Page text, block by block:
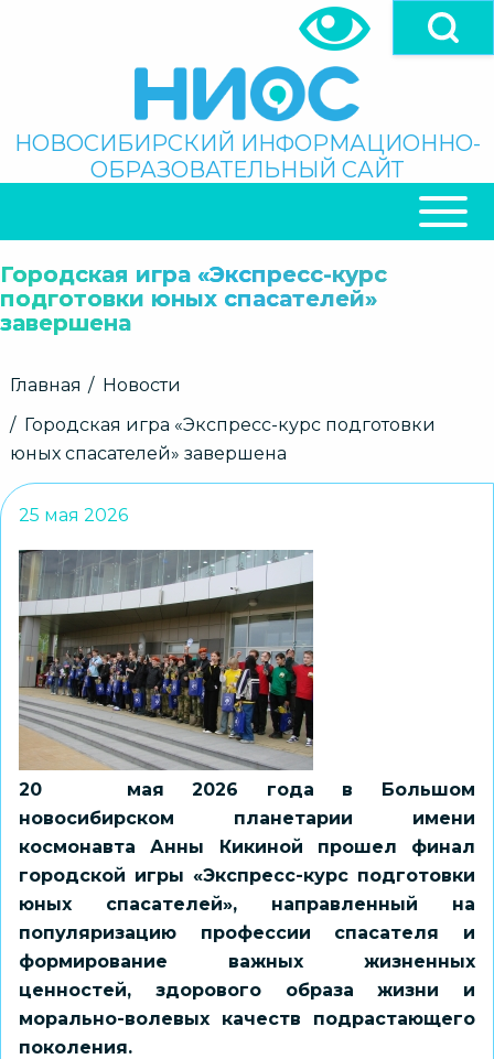
Поиск
НОВОСИБИРСКИЙ ИНФОРМАЦИОННО-
ОБРАЗОВАТЕЛЬНЫЙ САЙТ
НАВИГАЦИЯ
Городская игра «Экспресс-курс
подготовки юных спасателей»
завершена
Строка
Главная
Новости
Городская игра «Экспресс-курс подготовки
юных спасателей» завершена
25 мая 2026
20 мая 2026 года в Большом
новосибирском планетарии имени
космонавта Анны Кикиной прошел финал
городской игры «Экспресс-курс подготовки
юных спасателей», направленный на
популяризацию профессии спасателя и
формирование важных жизненных
ценностей, здорового образа жизни и
морально-волевых качеств подрастающего
поколения.